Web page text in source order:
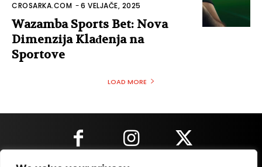
CROSARKA.COM -6 VELJAČE, 2025
Wazamba Sports Bet: Nova
Dimenzija Klađenja na
Sportove
LOAD MORE